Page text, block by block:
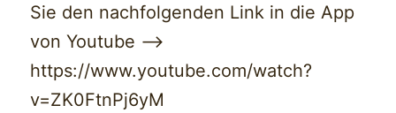
Sie den nachfolgenden Link in die App
von Youtube –>
https://www.youtube.com/watch?
v=ZK0FtnPj6yM